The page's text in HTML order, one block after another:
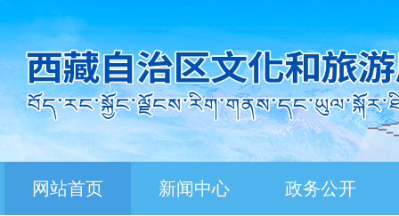
网站首页 新闻中心 政务公开